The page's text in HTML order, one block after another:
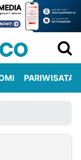
PARIWISATA